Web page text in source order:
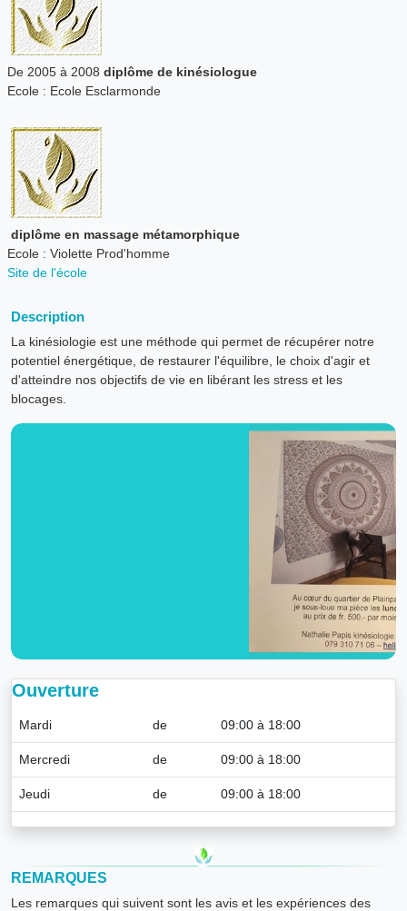
De 2005 à 2008 diplôme de kinésiologue
Ecole : Ecole Esclarmonde
diplôme en massage métamorphique
Ecole : Violette Prod'homme
Site de l'école
Description
La kinésiologie est une méthode qui permet de récupérer notre
potentiel énergétique, de restaurer l'équilibre, le choix d'agir et
d'atteindre nos objectifs de vie en libérant les stress et les
blocages.
Ouverture
Mardi de 09:00 à 18:00
Mercredi de 09:00 à 18:00
Jeudi de 09:00 à 18:00
REMARQUES
Les remarques qui suivent sont les avis et les expériences des